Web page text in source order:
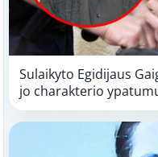
Sulaikyto Egidijaus
jo charakterio